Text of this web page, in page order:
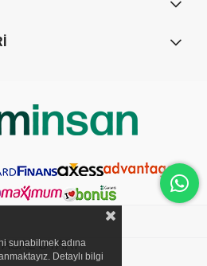
UYARI
sunabilmek adına
Detaylı bilgi